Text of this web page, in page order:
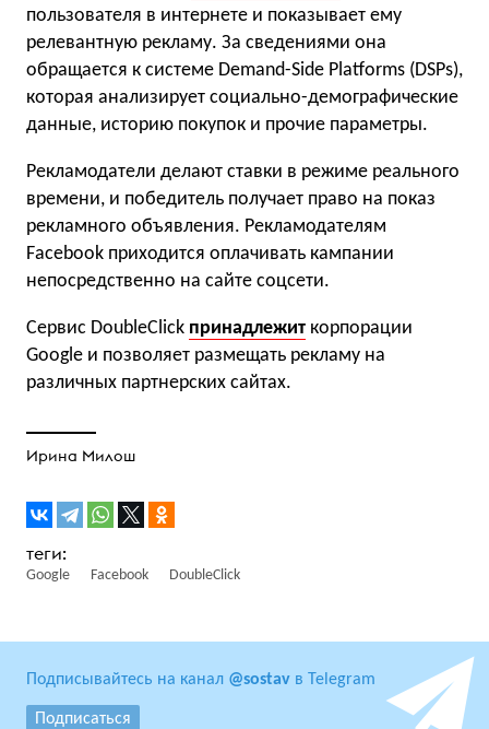
пользователя в интернете и показывает ему
релевантную рекламу. За сведениями она
обращается к системе Demand-Side Platforms (DSPs),
которая анализирует социально-демографические
данные, историю покупок и прочие параметры.
Рекламодатели делают ставки в режиме реального
времени, и победитель получает право на показ
рекламного объявления. Рекламодателям
Facebook приходится оплачивать кампании
непосредственно на сайте соцсети.
Сервис DoubleClick принадлежит корпорации
Google и позволяет размещать рекламу на
различных партнерских сайтах.
Ирина Милош
Google Facebook DoubleClick
Подписывайтесь на канал @sostav в Telegram
Подписаться